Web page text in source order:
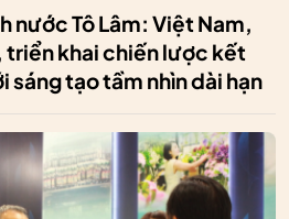
nước Tô Lâm: Việt Nam,
khai chiến lược kết
sáng tạo tầm nhìn dài hạn